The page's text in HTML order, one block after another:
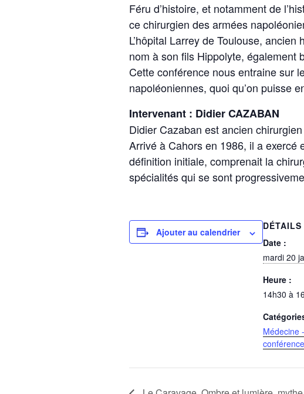
Féru d’histoire, et notamment de
ce chirurgien des armées
L’hôpital Larrey de Toulouse,
nom à son fils Hippolyte, également
Cette conférence nous entraine sur
napoléoniennes, quoi qu’on puisse
Intervenant : Didier CAZABAN
Didier Cazaban est ancien
Arrivé à Cahors en 1986, il a exercé
définition initiale, comprenait la
spécialités qui se sont
Ajouter au calendrier
DÉTAILS
Date :
mardi 20
Heure :
14h30 à
Médecine